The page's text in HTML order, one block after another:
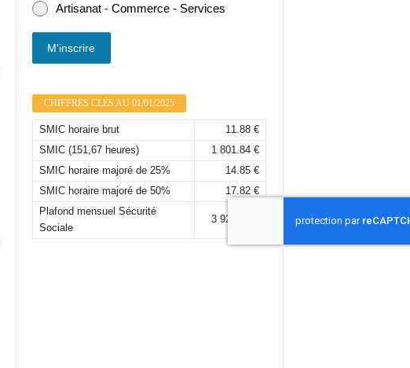
Artisanat - Commerce - Services
M'inscrire
CHIFFRES CLÉS AU 01/01/2025
SMIC horaire brut
11.88 €
SMIC (151,67 heures)
1 801.84 €
SMIC horaire majoré de 25%
14.85 €
SMIC horaire majoré de 50%
17.82 €
Plafond mensuel Sécurité
Sociale
3 925,00 €